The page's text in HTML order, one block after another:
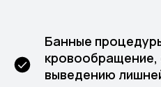
Банные
выведению